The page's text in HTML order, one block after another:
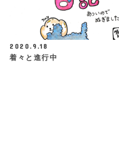
2020.9.18
着々と進行中